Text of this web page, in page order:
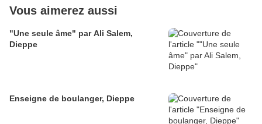
Vous aimerez aussi
"Une seule âme" par Ali Salem,
Dieppe
Enseigne de boulanger, Dieppe